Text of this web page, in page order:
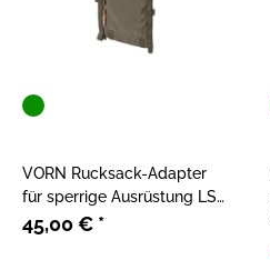
VORN Rucksack-Adapter
für sperrige Ausrüstung LS
Load Shelf Ash Green
45,00 € *